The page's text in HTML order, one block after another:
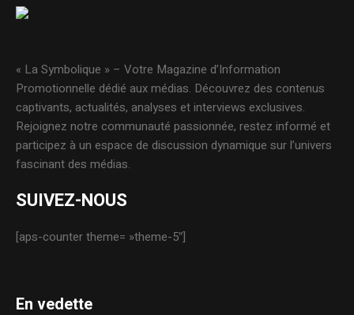
« La Symbolique » – Votre Magazine d’Information
Promotionnelle dédié aux médias. Découvrez des contenus
captivants, actualités, analyses et interviews exclusives.
Rejoignez notre communauté passionnée, restez informé et
participez à un espace de discussion dynamique sur l’univers
fascinant des médias.
SUIVEZ-NOUS
[aps-counter theme= »theme-5″]
En vedette